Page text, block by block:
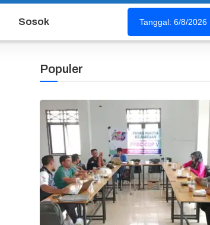
Sosok Tanggal: 6/8/2026
Populer